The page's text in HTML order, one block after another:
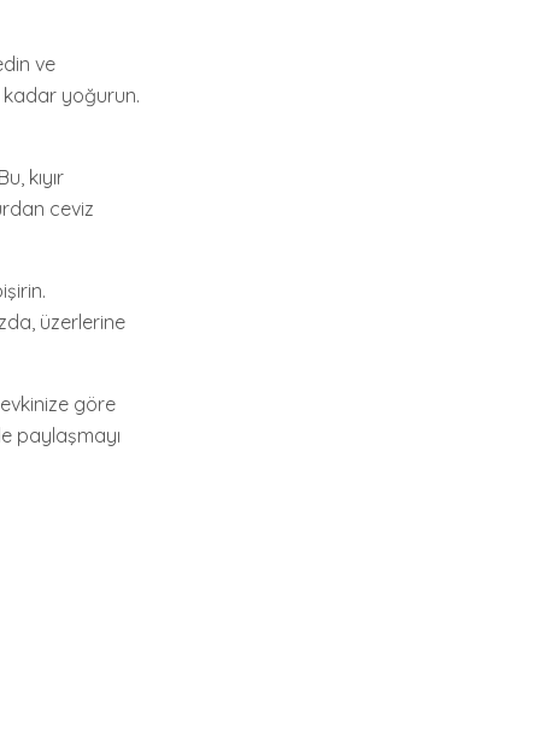
ve
kadar yoğurun.
kıyır
ceviz
üzerlerine
göre
paylaşmayı